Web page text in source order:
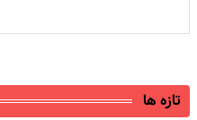
تازه ها